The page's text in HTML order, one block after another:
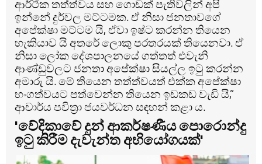
ආර්ථික තත්ත්වය සහ ගොඩක් පැතිවලින් අපි
ඉන්නේ දුර්වල මට්ටමක. ඒ නිසා ජනතාවගේ
අපේක්ෂා මට්ටම යි, ඒවා ඉෂ්ට කරන්න තියෙන
හැකියාව යි අතරේ ලොකු පරතරයක් තියෙනවා. ඒ
නිසා ලෝක දේශපාලනයේ ගත්තත් එවැනි
ආණ්ඩුවලට ජනතා අපේක්ෂා සියල්ල ඉටු කරන්න
අමාරු යි. මේ තියෙන තත්ත්වයත් එක්ක අපේක්ෂා
භංගත්වයට පත්වෙන්න තියෙන ඉඩකඩ වැඩි යි,”
ආචාර්ය පවිත්‍රා ජයවර්ධන සඳහන් කළා ය.
'වේදිකාවේ දුන් ආකර්ෂණීය පොරොන්දු
ඉටු කිරීම දැවැන්ත අභියෝගයක්'